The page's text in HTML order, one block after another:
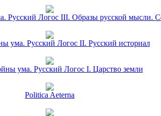
Русский Логос III. Образы русской мысли.
ума. Русский Логос II. Русский историал
ума. Русский Логос I. Царство земли
Politica Aeterna